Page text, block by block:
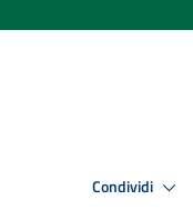
Condividi